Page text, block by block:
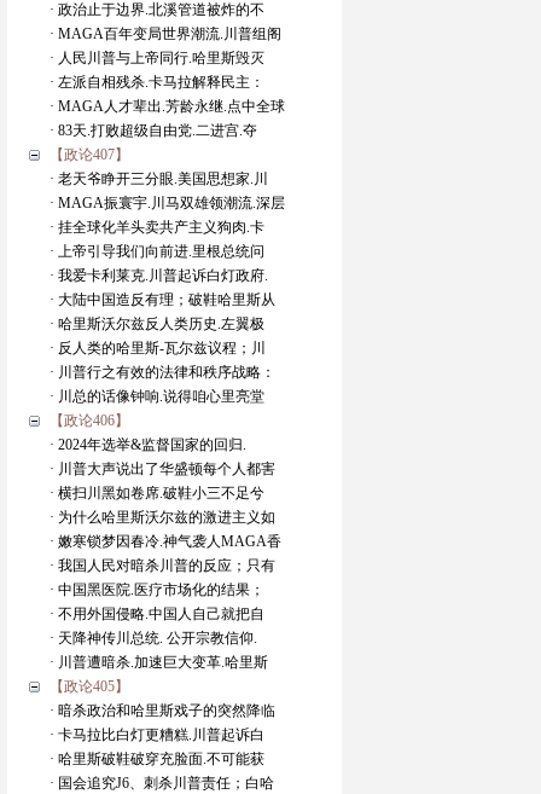
· 政治止于边界.北溪管道被炸的不
· MAGA百年变局世界潮流.川普组阁
· 人民川普与上帝同行.哈里斯毁灭
· 左派自相残杀.卡马拉解释民主：
· MAGA人才辈出.芳龄永继.点中全球
· 83天.打败超级自由党.二进宫.夺
【政论407】
· 老天爷睁开三分眼.美国思想家.川
· MAGA振寰宇.川马双雄领潮流.深层
· 挂全球化羊头卖共产主义狗肉.卡
· 上帝引导我们向前进.里根总统问
· 我爱卡利莱克.川普起诉白灯政府.
· 大陆中国造反有理；破鞋哈里斯从
· 哈里斯沃尔兹反人类历史.左翼极
· 反人类的哈里斯-瓦尔兹议程；川
· 川普行之有效的法律和秩序战略：
· 川总的话像钟响.说得咱心里亮堂
【政论406】
· 2024年选举&监督国家的回归.
· 川普大声说出了华盛顿每个人都害
· 横扫川黑如卷席.破鞋小三不足兮
· 为什么哈里斯沃尔兹的激进主义如
· 嫩寒锁梦因春冷.神气袭人MAGA香
· 我国人民对暗杀川普的反应；只有
· 中国黑医院.医疗市场化的结果；
· 不用外国侵略.中国人自己就把自
· 天降神传川总统. 公开宗教信仰.
· 川普遭暗杀.加速巨大变革.哈里斯
【政论405】
· 暗杀政治和哈里斯戏子的突然降临
· 卡马拉比白灯更糟糕.川普起诉白
· 哈里斯破鞋破穿充脸面.不可能获
· 国会追究J6、刺杀川普责任；白哈